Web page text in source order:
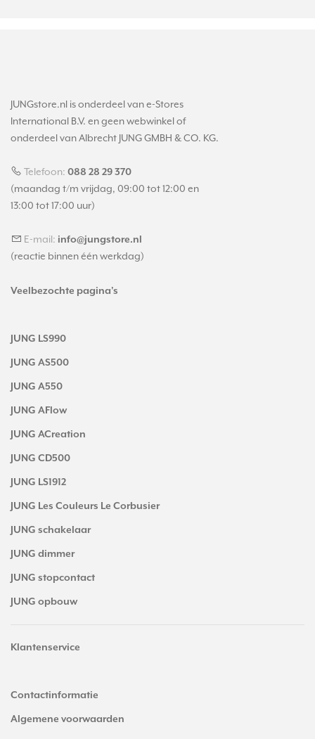
JUNGstore.nl is onderdeel van e-Stores
International B.V. en geen webwinkel of
onderdeel van Albrecht JUNG GMBH & CO. KG.
Telefoon: 088 28 29 370
(maandag t/m vrijdag, 09:00 tot 12:00 en
13:00 tot 17:00 uur)
E-mail: info@jungstore.nl
(reactie binnen één werkdag)
Veelbezochte pagina's
JUNG LS990
JUNG AS500
JUNG A550
JUNG AFlow
JUNG ACreation
JUNG CD500
JUNG LS1912
JUNG Les Couleurs Le Corbusier
JUNG schakelaar
JUNG dimmer
JUNG stopcontact
JUNG opbouw
Klantenservice
Contactinformatie
Algemene voorwaarden